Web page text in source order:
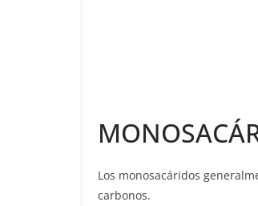
Los monosacáridos
carbonos.